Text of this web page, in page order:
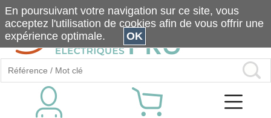
En poursuivant votre navigation sur ce site, vous
acceptez l'utilisation de cookies afin de vous offrir une
expérience optimale.
OK